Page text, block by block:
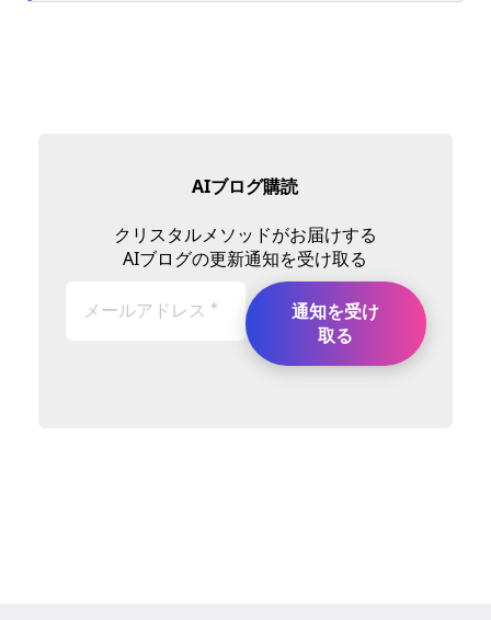
AIブログ購読
クリスタルメソッドがお届けする
AIブログの更新通知を受け取る